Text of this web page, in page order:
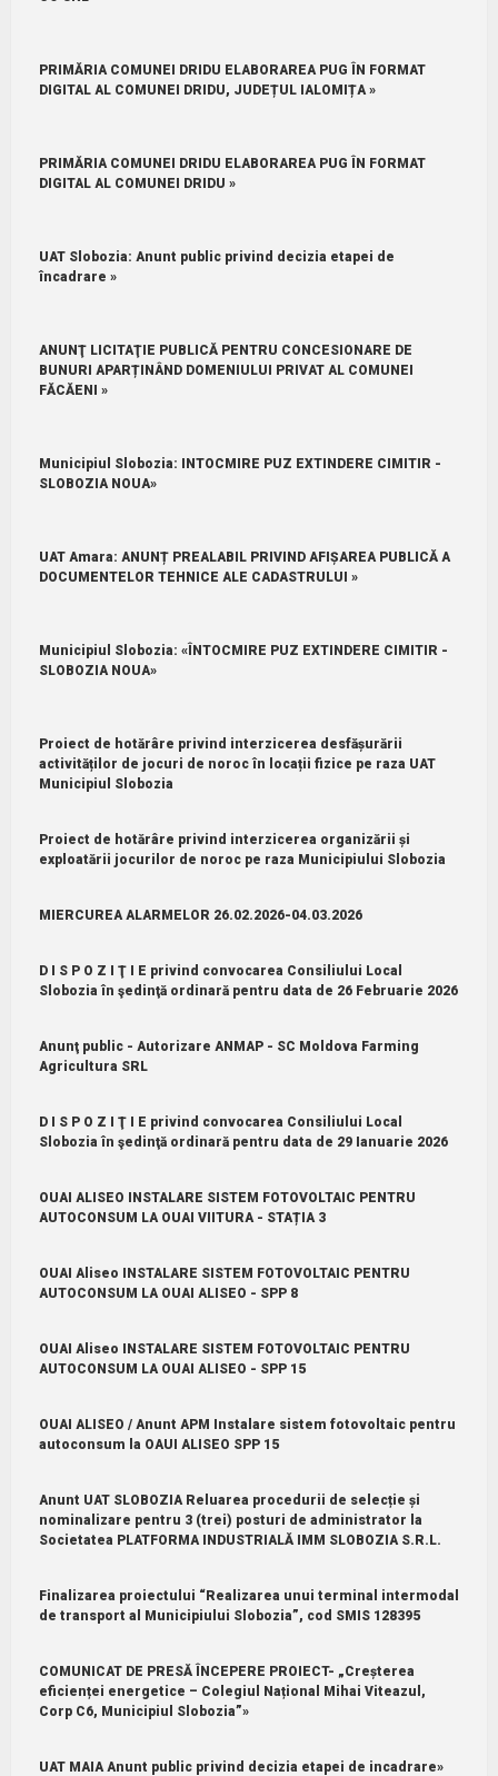
PRIMĂRIA COMUNEI DRIDU ELABORAREA PUG ÎN FORMAT
DIGITAL AL COMUNEI DRIDU, JUDEȚUL IALOMIȚA »
PRIMĂRIA COMUNEI DRIDU ELABORAREA PUG ÎN FORMAT
DIGITAL AL COMUNEI DRIDU »
UAT Slobozia: Anunt public privind decizia etapei de
încadrare »
ANUNŢ LICITAŢIE PUBLICĂ PENTRU CONCESIONARE DE
BUNURI APARȚINÂND DOMENIULUI PRIVAT AL COMUNEI
FĂCĂENI »
Municipiul Slobozia: INTOCMIRE PUZ EXTINDERE CIMITIR -
SLOBOZIA NOUA»
UAT Amara: ANUNȚ PREALABIL PRIVIND AFIȘAREA PUBLICĂ A
DOCUMENTELOR TEHNICE ALE CADASTRULUI »
Municipiul Slobozia: «ÎNTOCMIRE PUZ EXTINDERE CIMITIR -
SLOBOZIA NOUA»
Proiect de hotărâre privind interzicerea desfășurării
activităților de jocuri de noroc în locații fizice pe raza UAT
Municipiul Slobozia
Proiect de hotărâre privind interzicerea organizării și
exploatării jocurilor de noroc pe raza Municipiului Slobozia
MIERCUREA ALARMELOR 26.02.2026-04.03.2026
D I S P O Z I Ţ I E privind convocarea Consiliului Local
Slobozia în şedinţă ordinară pentru data de 26 Februarie 2026
Anunţ public - Autorizare ANMAP - SC Moldova Farming
Agricultura SRL
D I S P O Z I Ţ I E privind convocarea Consiliului Local
Slobozia în şedinţă ordinară pentru data de 29 Ianuarie 2026
OUAI ALISEO INSTALARE SISTEM FOTOVOLTAIC PENTRU
AUTOCONSUM LA OUAI VIITURA - STAȚIA 3
OUAI Aliseo INSTALARE SISTEM FOTOVOLTAIC PENTRU
AUTOCONSUM LA OUAI ALISEO - SPP 8
OUAI Aliseo INSTALARE SISTEM FOTOVOLTAIC PENTRU
AUTOCONSUM LA OUAI ALISEO - SPP 15
OUAI ALISEO / Anunt APM Instalare sistem fotovoltaic pentru
autoconsum la OAUI ALISEO SPP 15
Anunt UAT SLOBOZIA Reluarea procedurii de selecție și
nominalizare pentru 3 (trei) posturi de administrator la
Societatea PLATFORMA INDUSTRIALĂ IMM SLOBOZIA S.R.L.
Finalizarea proiectului “Realizarea unui terminal intermodal
de transport al Municipiului Slobozia”, cod SMIS 128395
COMUNICAT DE PRESĂ ÎNCEPERE PROIECT- „Creșterea
eficienței energetice – Colegiul Național Mihai Viteazul,
Corp C6, Municipiul Slobozia”»
UAT MAIA Anunt public privind decizia etapei de incadrare»